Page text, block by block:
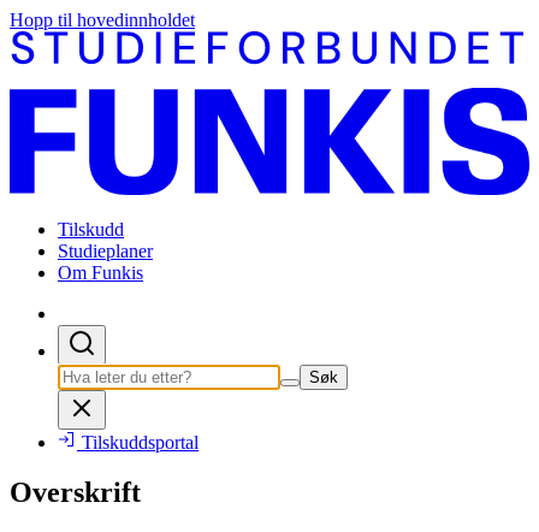
Hopp til hovedinnholdet
Tilskudd
Studieplaner
Om Funkis
Søk
Tilskuddsportal
Overskrift